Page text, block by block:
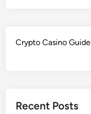
Crypto Casino Guide
Recent Posts